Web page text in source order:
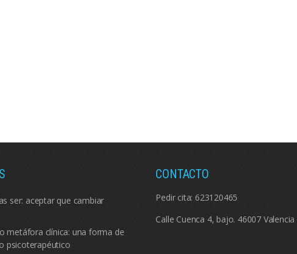
ser: aceptar que cambiar
metáfora clínica: una forma de
psicoterapéutico
CONTACTO
Pedir cita: 623120465
Calle Cuenca 4, bajo. 46007 Valencia